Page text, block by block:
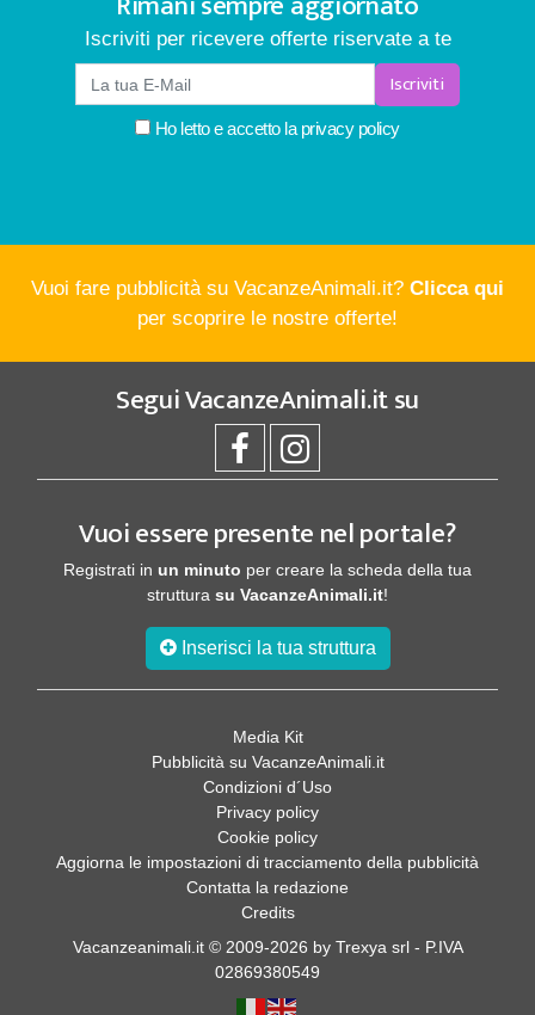
Iscriviti per ricevere offerte riservate a te
Iscriviti
Ho letto e accetto la privacy policy
Vuoi fare pubblicità su VacanzeAnimali.it? Clicca qui
per scoprire le nostre offerte!
SeguiVacanzeAnimali.itsu
Vuoi essere presente nel portale?
Registrati in un minuto per creare la scheda della tua
struttura su VacanzeAnimali.it!
Inserisci la tua struttura
Media Kit
Pubblicità su VacanzeAnimali.it
Condizioni d´Uso
Privacy policy
Cookie policy
Aggiorna le impostazioni di tracciamento della pubblicità
Contatta la redazione
Credits
Vacanzeanimali.it © 2009-2026 by Trexya srl - P.IVA
02869380549